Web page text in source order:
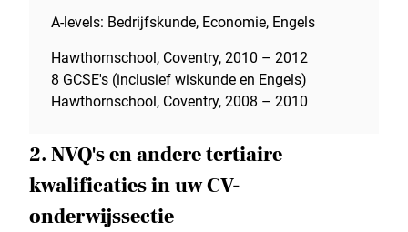
A-levels: Bedrijfskunde, Economie, Engels
Hawthornschool, Coventry, 2010 – 2012
8 GCSE's (inclusief wiskunde en Engels)
Hawthornschool, Coventry, 2008 – 2010
2. NVQ's en andere tertiaire
kwalificaties in uw CV-
onderwijssectie